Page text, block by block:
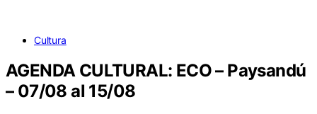
Cultura
AGENDA CULTURAL: ECO – Paysandú
– 07/08 al 15/08